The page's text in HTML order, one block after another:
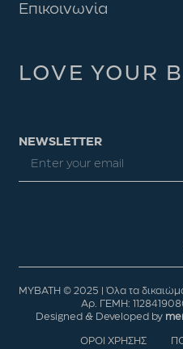
Επικοινωνία
LOVE YOUR
NEWSLETTER
MYBATH © 2025 | Όλα τα
Αρ. ΓΕΜΗ:
Designed & Developed by
OPOI XΡΗΣΗΣ